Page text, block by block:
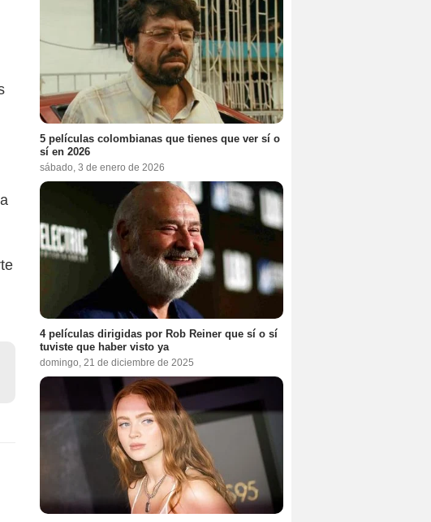
5 películas colombianas que tienes que ver sí o
sí en 2026
sábado, 3 de enero de 2026
4 películas dirigidas por Rob Reiner que sí o sí
tuviste que haber visto ya
domingo, 21 de diciembre de 2025